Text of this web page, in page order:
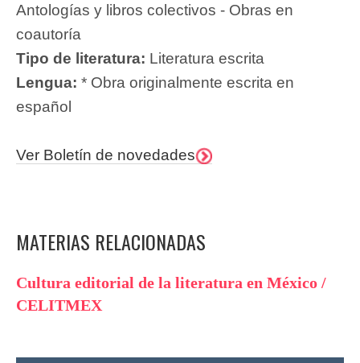
Antologías y libros colectivos - Obras en
coautoría
Tipo de literatura: Literatura escrita
Lengua: * Obra originalmente escrita en
español
Ver Boletín de novedades
MATERIAS RELACIONADAS
Cultura editorial de la literatura en México /
CELITMEX